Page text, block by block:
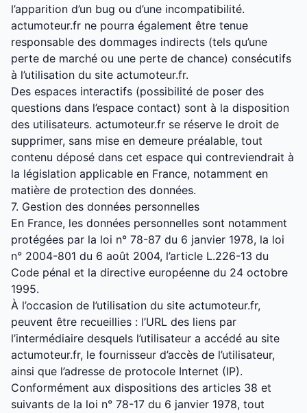
l’apparition d’un bug ou d’une incompatibilité.
actumoteur.fr ne pourra également être tenue
responsable des dommages indirects (tels qu’une
perte de marché ou une perte de chance) consécutifs
à l’utilisation du site actumoteur.fr.
Des espaces interactifs (possibilité de poser des
questions dans l’espace contact) sont à la disposition
des utilisateurs. actumoteur.fr se réserve le droit de
supprimer, sans mise en demeure préalable, tout
contenu déposé dans cet espace qui contreviendrait à
la législation applicable en France, notamment en
matière de protection des données.
7. Gestion des données personnelles
En France, les données personnelles sont notamment
protégées par la loi n° 78-87 du 6 janvier 1978, la loi
n° 2004-801 du 6 août 2004, l’article L.226-13 du
Code pénal et la directive européenne du 24 octobre
1995.
À l’occasion de l’utilisation du site actumoteur.fr,
peuvent être recueillies : l’URL des liens par
l’intermédiaire desquels l’utilisateur a accédé au site
actumoteur.fr, le fournisseur d’accès de l’utilisateur,
ainsi que l’adresse de protocole Internet (IP).
Conformément aux dispositions des articles 38 et
suivants de la loi n° 78-17 du 6 janvier 1978, tout